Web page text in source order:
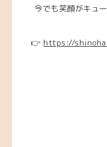
今でも笑顔がキュ
👉 https://